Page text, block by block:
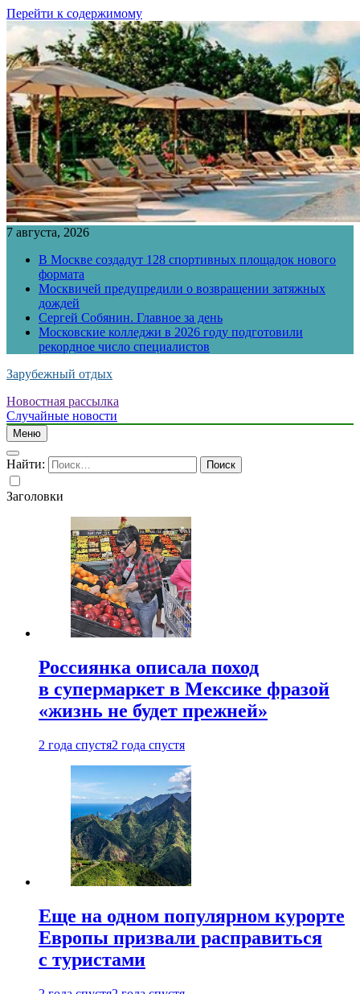
Перейти к содержимому
7 августа, 2026
В Москве создадут 128 спортивных площадок нового
формата
Москвичей предупредили о возвращении затяжных
дождей
Сергей Собянин. Главное за день
Московские колледжи в 2026 году подготовили
рекордное число специалистов
Зарубежный отдых
Новостная рассылка
Случайные новости
Меню
Найти:
Заголовки
Россиянка описала поход
в супермаркет в Мексике фразой
«жизнь не будет прежней»
2 года спустя2 года спустя
Еще на одном популярном курорте
Европы призвали расправиться
с туристами